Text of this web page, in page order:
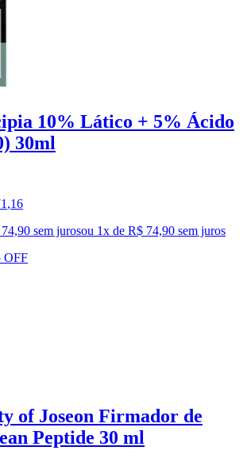
10% Lático + 5% Ácido
30ml
,16
sem jurosou 1x de R$ 74,90 sem juros
OFF
of Joseon Firmador de
Peptide 30 ml